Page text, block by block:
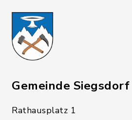
Gemeinde Siegsdorf
Rathausplatz 1